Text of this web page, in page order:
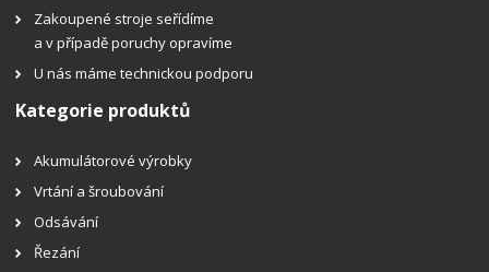
Zakoupené stroje seřídíme
a v případě poruchy opravíme
U nás máme technickou podporu
Kategorie produktů
Akumulátorové výrobky
Vrtání a šroubování
Odsávání
Řezání